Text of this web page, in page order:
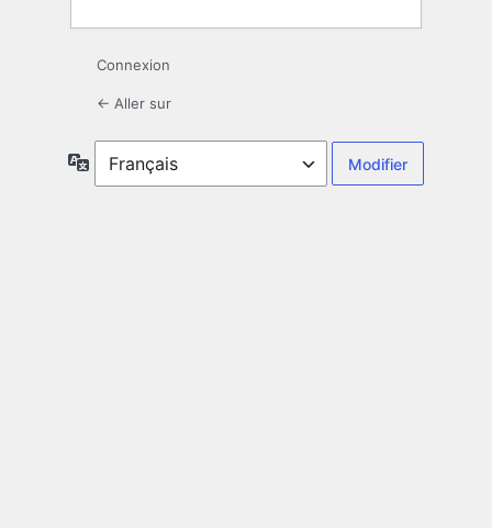
Connexion
← Aller sur
Langue